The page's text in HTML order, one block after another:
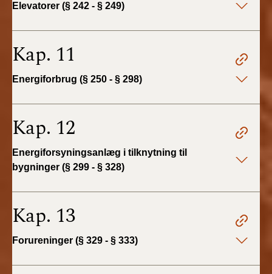
Elevatorer (§ 242 - § 249)
Kap. 11
Energiforbrug (§ 250 - § 298)
Kap. 12
Energiforsyningsanlæg i tilknytning til
bygninger (§ 299 - § 328)
Kap. 13
Forureninger (§ 329 - § 333)